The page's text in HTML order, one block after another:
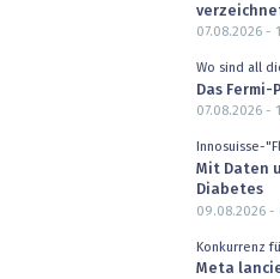
07.08.2026 -
Wo sind all
Das Fermi-
07.08.2026 -
Innosuisse-
Mit Daten
Diabetes
09.08.2026 -
Konkurrenz
Meta